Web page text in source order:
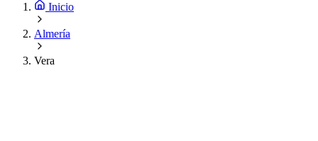
Inicio
Almería
Vera